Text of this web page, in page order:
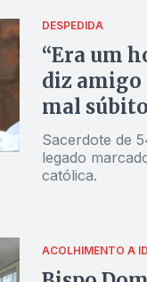
DESPEDIDA
“Era um
diz amigo
mal súbito
Sacerdote de
legado
católica.
ACOLHIMENTO A